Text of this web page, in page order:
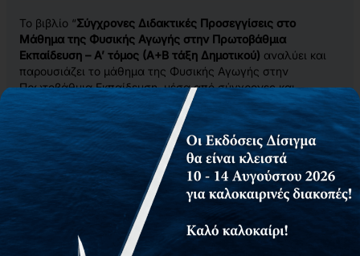
Το βιβλίο “Σύγχρονες Διδακτικές Προσεγγίσεις στο
Μάθημα της Φυσικής Αγωγής στην Πρωτοβάθμια
Εκπαίδευση – Α’ τόμος (Α+Β τάξη Δημοτικού) αναλύει και
παρουσιάζει το μάθημα της Φυσικής Αγωγής στην
Πρωτοβάθμια Εκπαίδευση, μέσα από σύγχρονες και
αποτελεσματικές μεθόδους που συμβαδίζουν με το νέο
σύγχρονο σχολείο.
Αναλυτικά προγράμματα μαθημάτων με συγκεκριμένες
απλές και κατανοητές οδηγίες, σύμφωνα με τη διδακτέα
ύλη του μαθήματος της Φυσικής Αγωγής στο Δημοτικό
σχολείο, βοηθάνε τον εκπαιδευτικό να ¨στήσει¨ ένα
απόλυτα επιτυχημένο μάθημα. Το κάθε αντικείμενο
διδασκαλίας και η μεθοδολογία που ακολουθείται,
συνοδεύεται από πλήθος αναλυτικών περιγραφών, με
επεξηγήσεις, υποδείξεις, εικόνες, γραφήματα και σκίτσα. Το